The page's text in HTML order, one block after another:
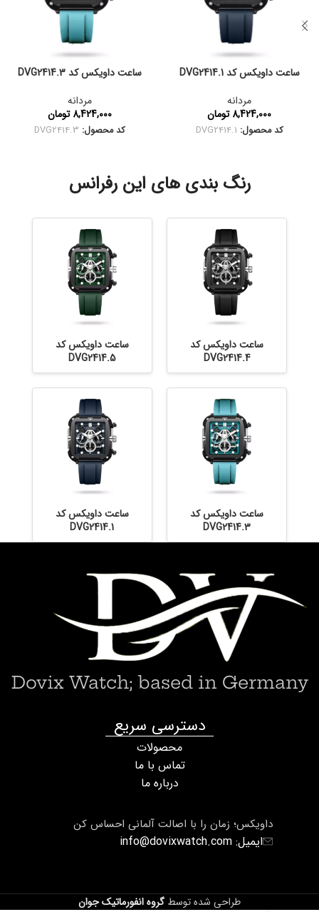
ساعت داویکس کد DVG2414.1
مردانه
8,424,000 تومان
کد محصول: DVG2414.1
ساعت داویکس کد DVG2414.3
مردانه
8,424,000 تومان
کد محصول: DVG2414.3
رنگ بندی های این رفرانس
ساعت داویکس کد
DVG2414.4
ساعت داویکس کد
DVG2414.5
ساعت داویکس کد
DVG2414.3
ساعت داویکس کد
DVG2414.1
داویکس؛ زمان را با اصالت آلمانی احساس کن
ایمیل: info@dovixwatch.com
دسترسی سریع
محصولات
تماس با ما
درباره ما
Dovix Watch; based in Germany
طراحی شده توسط گروه انفورماتیک جوان